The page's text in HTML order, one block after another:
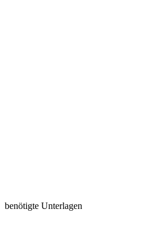
benötigte Unterlagen